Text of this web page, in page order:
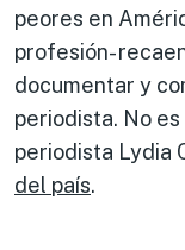
peores en
profesión-
documentar y
periodista. No
periodista Lydia
del país.